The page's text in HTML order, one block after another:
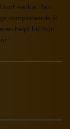
werkje. Een
componeerde ik
helpt bij mijn